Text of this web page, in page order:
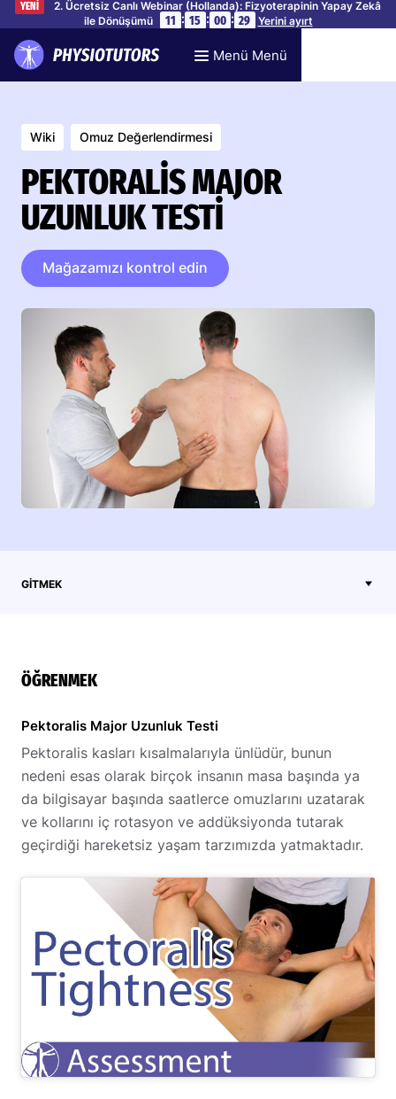
YENİ
2. Ücretsiz Canlı Webinar (Hollanda): Fizyoterapinin Yapay Zekâ
ile Dönüşümü
11 : 15 : 00 : 28 Yerini ayırt
Menü Menü
Wiki Omuz Değerlendirmesi
PEKTORALIS MAJOR
UZUNLUK TESTI
Mağazamızı kontrol edin
GITMEK
ÖĞRENMEK
Pektoralis Major Uzunluk Testi
Pektoralis kasları kısalmalarıyla ünlüdür, bunun
nedeni esas olarak birçok insanın masa başında ya
da bilgisayar başında saatlerce omuzlarını uzatarak
ve kollarını iç rotasyon ve addüksiyonda tutarak
geçirdiği hareketsiz yaşam tarzımızda yatmaktadır.